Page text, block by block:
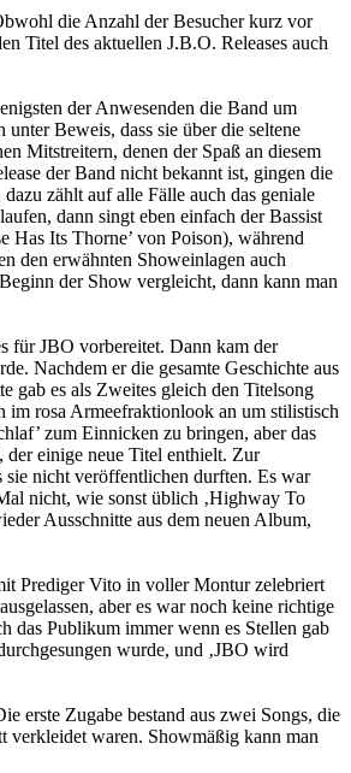
die Anzahl der Besucher kurz vor
Titel des aktuellen J.B.O. Releases auch
der Anwesenden die Band um
Beweis, dass sie über die seltene
Mitstreitern, denen der Spaß an diesem
der Band nicht bekannt ist, gingen die
zählt auf alle Fälle auch das geniale
dann singt eben einfach der Bassist
Has Its Thorne’ von Poison), während
den erwähnten Showeinlagen auch
der Show vergleicht, dann kann man
für JBO vorbereitet. Dann kam der
Nachdem er die gesamte Geschichte aus
gab es als Zweites gleich den Titelsong
im rosa Armeefraktionlook an um stilistisch
zum Einnicken zu bringen, aber das
der einige neue Titel enthielt. Zur
sie nicht veröffentlichen durften. Es war
nicht, wie sonst üblich ‚Highway To
Ausschnitte aus dem neuen Album,
Prediger Vito in voller Montur zelebriert
aber es war noch keine richtige
das Publikum immer wenn es Stellen gab
wurde, und ‚JBO wird
erste Zugabe bestand aus zwei Songs, die
verkleidet waren. Showmäßig kann man